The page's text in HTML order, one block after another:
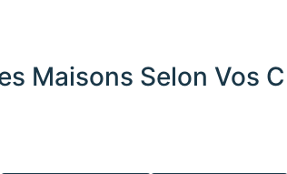
Maisons Selon Vos